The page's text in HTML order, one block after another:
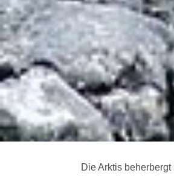
Die Arktis